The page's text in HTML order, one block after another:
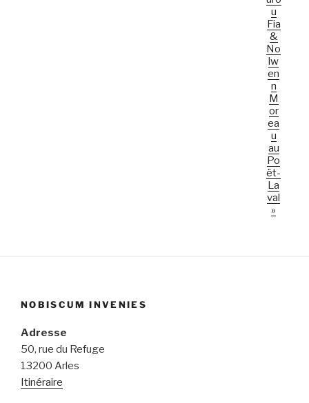
u
Fia
&
No
lw
en
n
M
or
ea
u
au
Po
ët-
La
val
»
NOBISCUM INVENIES
Adresse
50, rue du Refuge
13200 Arles
Itinéraire